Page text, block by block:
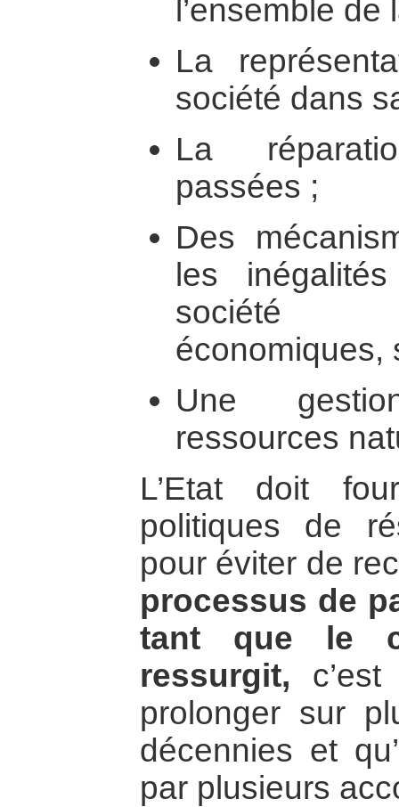
l’ensemble
La
société dans
La
passées ;
Des
les
société
économiques,
Une
ressources
L’Etat doit
politiques de
pour éviter de
processus de
tant que le
ressurgit,
prolonger sur
décennies et
par plusieurs